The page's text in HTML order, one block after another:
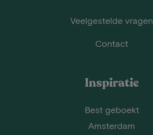
Veelgestelde vragen
Contact
Inspiratie
Best geboekt
Amsterdam